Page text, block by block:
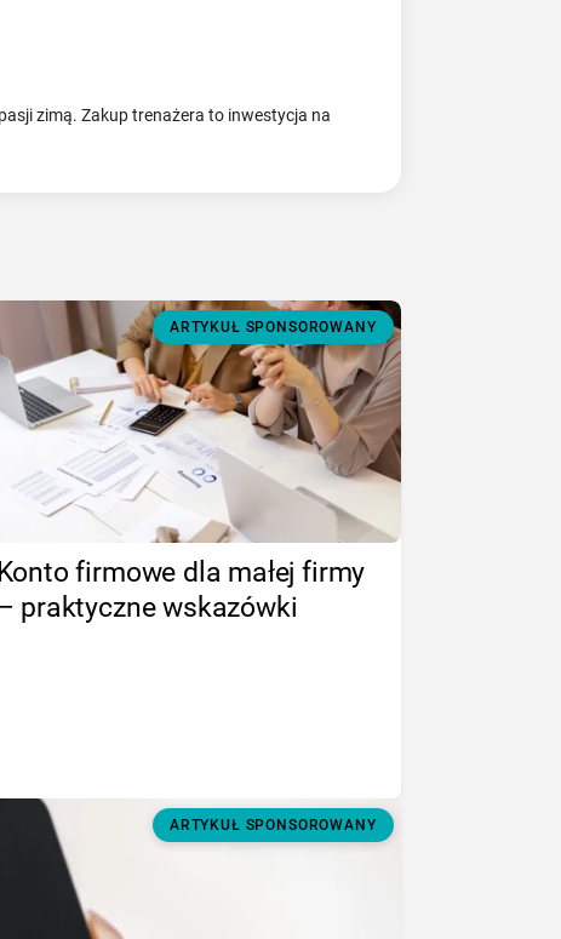
zimą. Zakup trenażera to inwestycja na
ARTYKUŁ SPONSOROWANY
firmowe dla małej firmy
praktyczne wskazówki
ARTYKUŁ SPONSOROWANY